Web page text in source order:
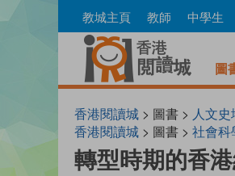
to
教城主頁 教師 中學生
圖
香港閱讀城 > 圖書 > 人文史
香港閱讀城 > 圖書 > 社會科
轉型時期的香